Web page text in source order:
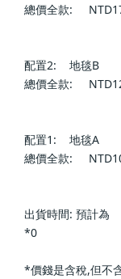
總價全款:
配置2:
總價全款:
配置1:
總價全款:
出貨時間: 預計
*0
*價錢是含稅,